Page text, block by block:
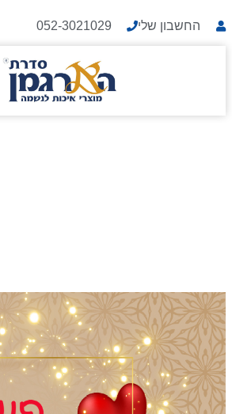
החשבון שלי 052-3021029